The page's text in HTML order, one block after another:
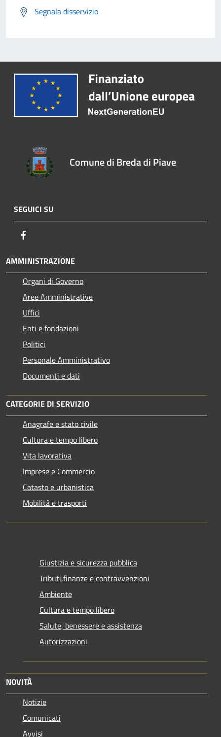
Segnala disservizio
Comune di Breda di Piave
SEGUICI SU
AMMINISTRAZIONE
Organi di Governo
Aree Amministrative
Uffici
Enti e fondazioni
Politici
Personale Amministrativo
Documenti e dati
CATEGORIE DI SERVIZIO
Anagrafe e stato civile
Cultura e tempo libero
Vita lavorativa
Imprese e Commercio
Catasto e urbanistica
Mobilità e trasporti
Giustizia e sicurezza pubblica
Tributi,finanze e contravvenzioni
Ambiente
Cultura e tempo libero
Salute, benessere e assistenza
Autorizzazioni
NOVITÀ
Notizie
Comunicati
Avvisi